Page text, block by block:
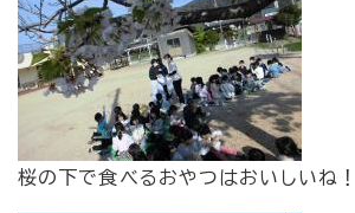
桜の下で食べるおやつはおいしいね！